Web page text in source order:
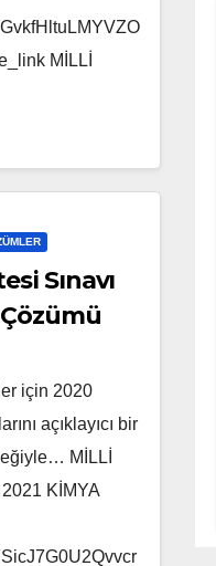
MİLLİ
Sınavı
için 2020
açıklayıcı bir
MİLLİ
KİMYA